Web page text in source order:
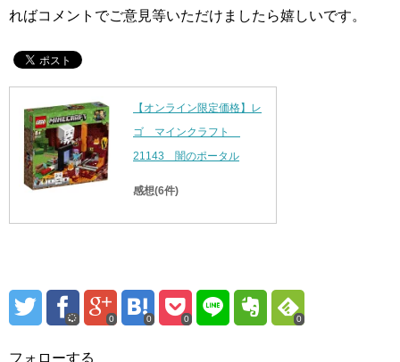
ればコメントでご意見等いただけましたら嬉しいです。
【オンライン限定価格】レ
ゴ マインクラフト
21143 闇のポータル
感想(6件)
0 0 0 0
フォローする